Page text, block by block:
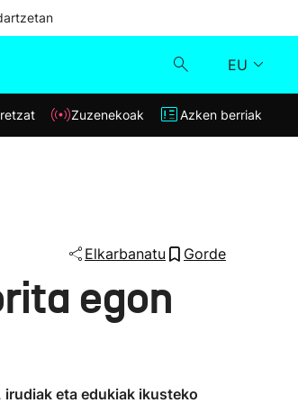
EU
Klisk
Zuzenekoak Azken berriak
Elkarbanatu Gorde
egon
eta edukiak ikusteko